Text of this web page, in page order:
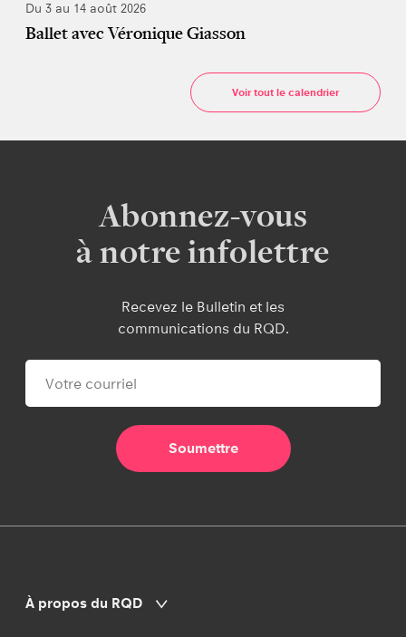
Du 3 au 14 août 2026
Ballet avec Véronique Giasson
Voir tout le calendrier
Abonnez-vous
à notre infolettre
Recevez le Bulletin et les
communications du RQD.
À propos du RQD